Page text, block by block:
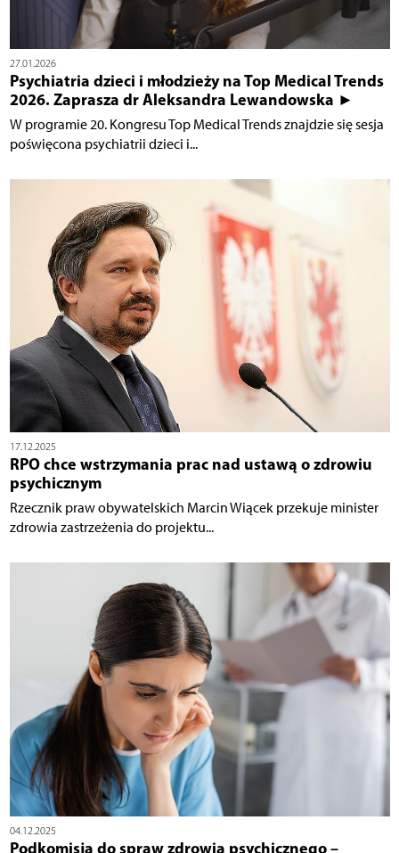
27.01.2026
Psychiatria dzieci i młodzieży na Top Medical Trends
2026. Zaprasza dr Aleksandra Lewandowska ►
W programie 20. Kongresu Top Medical Trends znajdzie się sesja
poświęcona psychiatrii dzieci i...
17.12.2025
RPO chce wstrzymania prac nad ustawą o zdrowiu
psychicznym
Rzecznik praw obywatelskich Marcin Wiącek przekuje minister
zdrowia zastrzeżenia do projektu...
04.12.2025
Podkomisja do spraw zdrowia psychicznego –